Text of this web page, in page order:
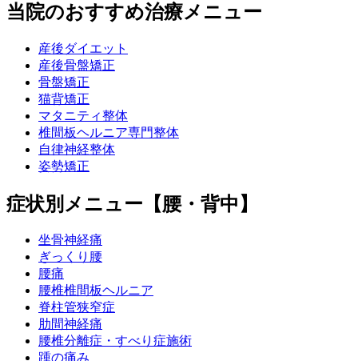
当院のおすすめ治療メニュー
産後ダイエット
産後骨盤矯正
骨盤矯正
猫背矯正
マタニティ整体
椎間板ヘルニア専門整体
自律神経整体
姿勢矯正
症状別メニュー【腰・背中】
坐骨神経痛
ぎっくり腰
腰痛
腰椎椎間板ヘルニア
脊柱管狭窄症
肋間神経痛
腰椎分離症・すべり症施術
踵の痛み